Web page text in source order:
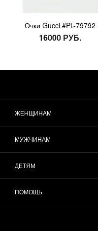
Очки Gucci #PL-79792
16000 РУБ.
ЖЕНЩИНАМ
МУЖЧИНАМ
ДЕТЯМ
ПОМОЩЬ